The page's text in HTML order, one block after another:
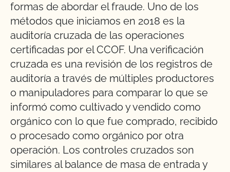
formas de abordar el fraude. Uno de los
métodos que iniciamos en 2018 es la
auditoría cruzada de las operaciones
certificadas por el CCOF. Una verificación
cruzada es una revisión de los registros de
auditoría a través de múltiples productores
o manipuladores para comparar lo que se
informó como cultivado y vendido como
orgánico con lo que fue comprado, recibido
o procesado como orgánico por otra
operación. Los controles cruzados son
similares al balance de masa de entrada y